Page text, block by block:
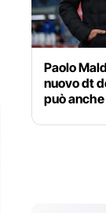
Paolo
nuovo dt
può